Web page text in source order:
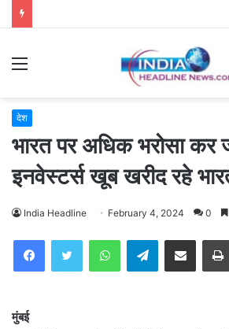
Menu
देश
भारत पर अधिक भरोसा कर
इनवेस्टर्स खूब खरीद रहे
India Headline February 4, 2024 0
WhatsAppTelegramShare via Email
मुंबई